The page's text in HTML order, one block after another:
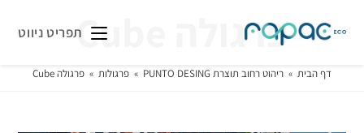
תפריט ניווט פרגולה Cube
דף הבית » ריהוט רחוב תוצרת PUNTO DESING » פרגולות » פרגולה Cube